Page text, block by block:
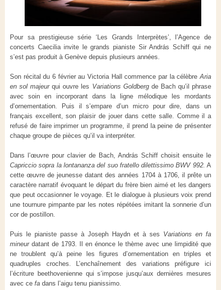
Pour sa prestigieuse série ‘Les Grands Interprètes’, l’Agence de
concerts Caecilia invite le grands pianiste Sir András Schiff qui ne
s’est pas produit à Genève depuis plusieurs années.
Son récital du 6 février au Victoria Hall commence par la célèbreAria
en sol majeurqui ouvre les Variations Goldbergde Bach qu’il phrase
avec soin en incorporant dans la ligne mélodique les mordants
d’ornementation. Puis il s’empare d’un micro pour dire, dans un
français excellent, son plaisir de jouer dans cette salle. Comme il a
refusé de faire imprimer un programme, il prend la peine de présenter
chaque groupe de pièces qu’il va interpréter.
Dans l’œuvre pour clavier de Bach, András Schiff choisit ensuite le
Capriccio sopra la lontananza del suo fratello dilettissimo BWV 992. A
cette œuvre de jeunesse datant des années 1704 à 1706, il prête un
caractère narratif évoquant le départ du frère bien aimé et les dangers
que peut occasionner le voyage. Et le dialogue à plusieurs voix prend
une tournure pimpante par les notes répétées imitant la sonnerie d’un
cor de postillon.
Puis le pianiste passe à Joseph Haydn et à ses Variations en fa
mineurdatant de 1793. Il en énonce le thème avec une limpidité que
ne troublent qu’à peine les figures d’ornementation en triples et
quadruples croches. L’enchaînement des variations préfigure ici
l’écriture beethovenienne qui s’impose jusqu’aux dernières mesures
avec ce fa dans l’aigu tenu pianissimo.